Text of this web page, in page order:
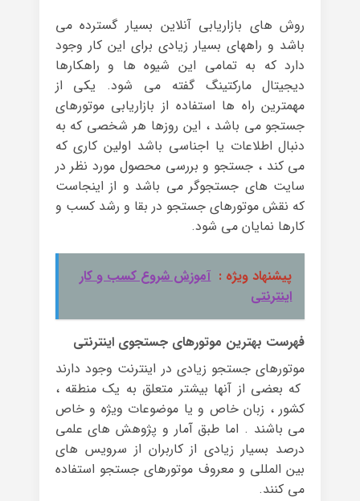
روش های بازاریابی آنلاین بسیار گسترده می
باشد و راههای بسیار زیادی برای این کار وجود
دارد که به تمامی این شیوه ها و راهکارها
دیجیتال مارکتینگ گفته می شود. یکی از
مهمترین راه ها استفاده از بازاریابی موتورهای
جستجو می باشد ، این روزها هر شخصی که به
دنبال اطلاعات یا اجناسی باشد اولین کاری که
می کند ، جستجو و بررسی محصول مورد نظر در
سایت های جستجوگر می باشد و از اینجاست
که نقش موتورهای جستجو در بقا و رشد کسب و
کارها نمایان می شود.
پیشنهاد ویژه : آموزش شروع کسب و کار
اینترنتی
فهرست بهترین موتورهای جستجوی اینترنتی
موتورهای جستجو زیادی در اینترنت وجود دارند
که بعضی از آنها بیشتر متعلق به یک منطقه ،
کشور ، زبان خاص و یا موضوعات ویژه و خاص
می باشند . اما طبق آمار و پژوهش های علمی
درصد بسیار زیادی از کاربران از سرویس های
بین المللی و معروف موتورهای جستجو استفاده
می کنند.